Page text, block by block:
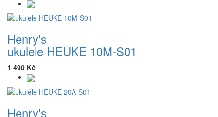
Henry's
ukulele HEUKE 10M-S01
1 490 Kč
Henry's